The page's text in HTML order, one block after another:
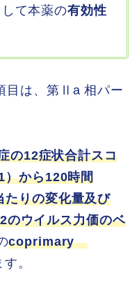
て本薬の有効性
目は、第Ⅱa 相パー
の12症状合計スコ
）から120時間
たりの変化量及び
のウイルス力価のベ
coprimary
。